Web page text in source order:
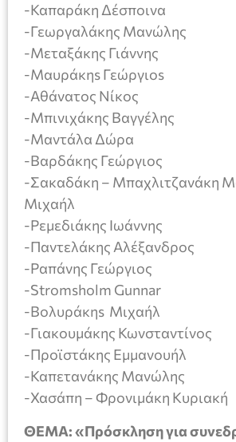
-Καπαράκη Δέσποινα
-Γεωργαλάκης Μανώλης
-Μεταξάκης Γιάννης
-Μαυράκηs Γεώργιοs
-Αθάνατος Νίκος
-Μπινιχάκης Βαγγέλης
-Μαντάλα Δώρα
-Βαρδάκης Γεώργιος
-Σακαδάκη – Μπαχλιτζανάκη
Μιχαήλ
-Ρεμεδιάκης Ιωάννης
-Παντελάκης Αλέξανδρος
-Ραπάνης Γεώργιος
-Stromsholm Gunnar
-Βολυράκηs Μιχαήλ
-Γιακουμάκης Κωνσταντίνος
-Προϊστάκης Εμμανουήλ
-Καπετανάκης Μανώλης
-Χασάπη – Φρονιμάκη Κυριακή
ΘΕΜΑ: «Πρόσκληση για